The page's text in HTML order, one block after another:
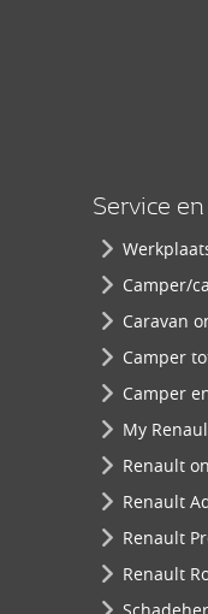
Service
Camper/
Caravan
Camper
Camper
My
Renault
Renault
Renault
Renault